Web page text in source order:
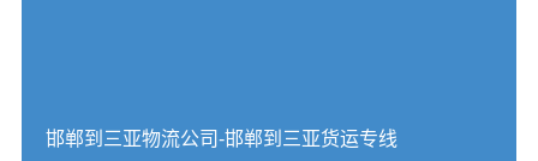
邯郸到三亚物流公司-邯郸到三亚货运专线